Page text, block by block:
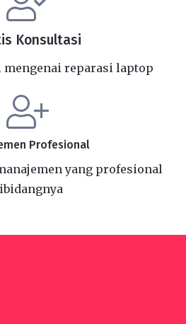
Konsultasi
reparasi laptop
Profesional
yang profesional